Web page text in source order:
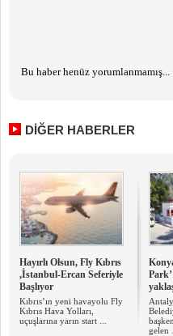
Bu haber henüz yorumlanmamış...
DİĞER HABERLER
Hayırlı Olsun, Fly Kıbrıs
,İstanbul-Ercan Seferiyle
Başlıyor
Kıbrıs’ın yeni havayolu Fly
Kıbrıs Hava Yolları,
uçuşlarına yarın start ...
gelen ...